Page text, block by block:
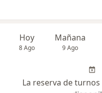
Hoy
8 Ago
Mañana
9 Ago
La reserva de